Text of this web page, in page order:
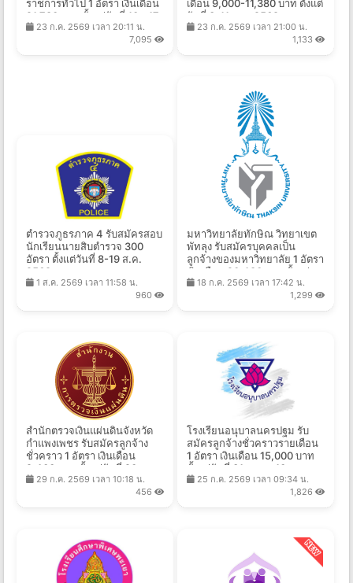
ราชการทั่วไป 1 อัตรา เงินเดือน
21,780 บาท ตั้งแต่วันที่ 10 - 17
ส.ค. 2569
23 ก.ค. 2569 เวลา 20:11 น.
7,095
เดือน 9,000-11,380 บาท ตั้งแต่
วันที่ 3-11 ส.ค. 2569
23 ก.ค. 2569 เวลา 21:00 น.
1,133
ตำรวจภูธรภาค 4 รับสมัครสอบ
นักเรียนนายสิบตำรวจ 300
อัตรา ตั้งแต่วันที่ 8-19 ส.ค.
2569
1 ส.ค. 2569 เวลา 11:58 น.
960
มหาวิทยาลัยทักษิณ วิทยาเขต
พัทลุง รับสมัครบุคคลเป็น
ลูกจ้างของมหาวิทยาลัย 1 อัตรา
เงินเดือน 20,480 บาท ตั้งแต่
บัดนี้ - 11 ส.ค. 2569
18 ก.ค. 2569 เวลา 17:42 น.
1,299
สำนักตรวจเงินแผ่นดินจังหวัด
กำแพงเพชร รับสมัครลูกจ้าง
ชั่วคราว 1 อัตรา เงินเดือน
9,400 บาท ตั้งแต่วันที่ 20 ก.ค.
- 14 ส.ค. 2569
29 ก.ค. 2569 เวลา 10:18 น.
456
โรงเรียนอนุบาลนครปฐม รับ
สมัครลูกจ้างชั่วคราวรายเดือน
1 อัตรา เงินเดือน 15,000 บาท
ตั้งแต่วันที่ 31 ก.ค. - 10 ส.ค.
2569
25 ก.ค. 2569 เวลา 09:34 น.
1,826